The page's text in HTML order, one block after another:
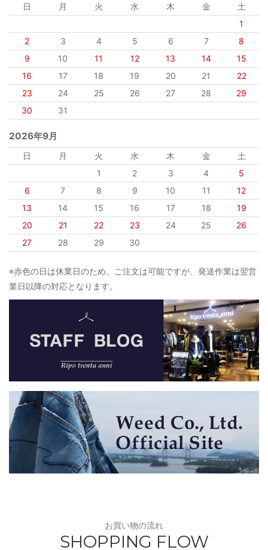
日 月 火 水 木 金
土
1
2
3 4 5 6 7
8
9
10 11 12 13 14
15
16
17 18 19 20 21
22
23
24 25 26 27 28
29
30
31
2026年9月
日 月 火 水 木 金
土
1
2 3 4
5
6
7 8 9 10 11
12
13
14 15 16 17 18
19
20
21 22 23 24 25
26
27
28 29 30
※赤色の日は休業日のため、ご注文は可能ですが、発送作業は翌営
業日以降の対応となります。
お買い物の流れ
SHOPPING FLOW